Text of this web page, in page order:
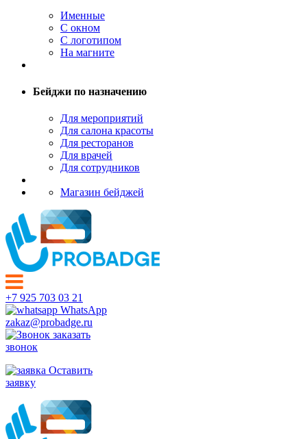
Именные
С окном
С логотипом
На магните
Бейджи по назначению
Для мероприятий
Для салона красоты
Для ресторанов
Для врачей
Для сотрудников
Магазин бейджей
+7 925 703 03 21
WhatsApp
zakaz@probadge.ru
заказать
звонок
Оставить
заявку